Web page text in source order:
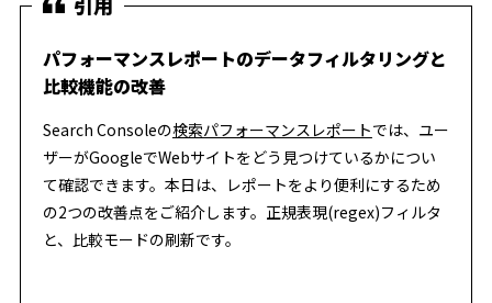
パフォーマンスレポートのデータフィルタリングと
比較機能の改善
Search Consoleの検索パフォーマンスレポートでは、ユー
ザーがGoogleでWebサイトをどう見つけているかについ
て確認できます。本日は、レポートをより便利にするため
の2つの改善点をご紹介します。正規表現(regex)フィルタ
と、比較モードの刷新です。